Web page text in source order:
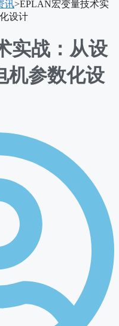
讯>EPLAN宏变量技术实
设计
实战：从设
机参数化设